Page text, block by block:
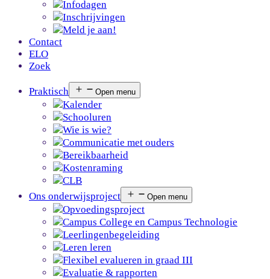
Infodagen
Inschrijvingen
Meld je aan!
Contact
ELO
Zoek
Praktisch Open menu
Kalender
Schooluren
Wie is wie?
Communicatie met ouders
Bereikbaarheid
Kostenraming
CLB
Ons onderwijsproject
Open menu
Opvoedingsproject
Campus College en Campus Technologie
Leerlingenbegeleiding
Leren leren
Flexibel evalueren in graad III
Evaluatie & rapporten